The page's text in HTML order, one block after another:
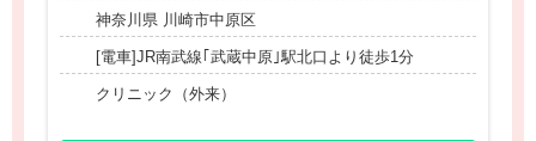
神奈川県 川崎市中原区
[電車]JR南武線｢武蔵中原｣駅北口より徒歩1分
クリニック（外来）